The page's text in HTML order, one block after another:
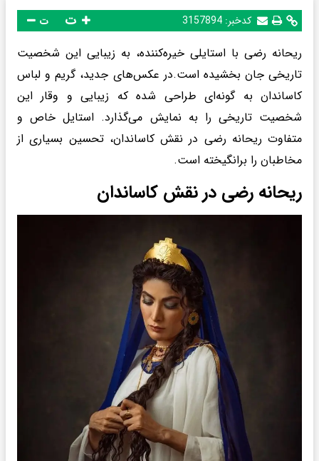
کدخبر: 3157894 ت
ریحانه رضی با استایلی خیره‌کننده، به زیبایی این شخصیت
تاریخی جان بخشیده است.در عکس‌های جدید، گریم و لباس
کاساندان به گونه‌ای طراحی شده که زیبایی و وقار این
شخصیت تاریخی را به نمایش می‌گذارد. استایل خاص و
متفاوت ریحانه رضی در نقش کاساندان، تحسین بسیاری از
مخاطبان را برانگیخته است.
ریحانه رضی در نقش کاساندان